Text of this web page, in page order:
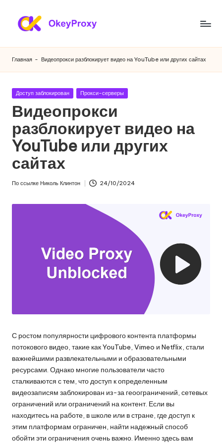
Перейти
Ж
и
л
ы
е
п
р
о
к
с
б
ы
х
н
у
ж
д
жилые
HTTP(S)/SOCKS5,
бесплатные
пробные
прокси,
учебники
настройке
Главная - Видеопрокси разблокирует видео на YouTube или других сайтах
Опубликовано
Доступ заблокирован Прокси-серверы
Видеопрокси
разблокирует видео на
YouTube или других
сайтах
По ссылке Николь Клинтон 24/10/2024
С ростом популярности цифрового контента платформы
потокового видео, такие как YouTube, Vimeo и Netflix, стали
важнейшими развлекательными и образовательными
ресурсами. Однако многие пользователи часто
сталкиваются с тем, что доступ к определенным
видеозаписям заблокирован из-за геоограничений, сетевых
ограничений или ограничений на контент. Если вы
находитесь на работе, в школе или в стране, где доступ к
этим платформам ограничен, найти надежный способ
обойти эти ограничения очень важно. Именно здесь вам